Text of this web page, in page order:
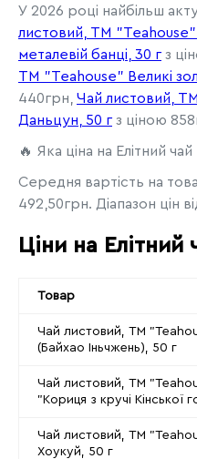
У 2026 році найбільш
листовий, ТМ "Teahouse"
металевій банці, 30 г з
ТМ "Teahouse" Великі
440грн, Чай листовий,
Даньцун, 50 г з ціною
🔥 Яка ціна на Елітний
Середня вартість на
492,50грн. Діапазон цін
Ціни на Елітний
Товар
Чай листовий, ТМ
(Байхао Іньчжень), 50 г
Чай листовий, ТМ
"Кориця з кручі Кінської
Чай листовий, ТМ
Хоукуй, 50 г